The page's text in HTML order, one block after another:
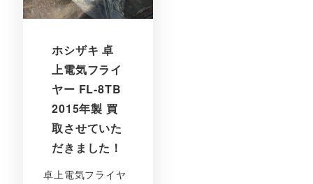
ホシザキ 卓
上電気フライ
ヤー FL-8TB
2015年製 買
取させていた
だきました！
卓上電気フライヤ